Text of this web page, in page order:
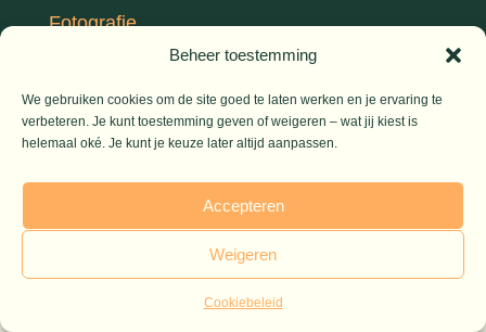
Beheer toestemming
We gebruiken cookies om de site goed te laten werken en je ervaring te
verbeteren. Je kunt toestemming geven of weigeren – wat jij kiest is
helemaal oké. Je kunt je keuze later altijd aanpassen.
Accepteren
Weigeren
Cookiebeleid
Fotografie
Gerold Febis, Johanna Koelman, Ronald de Jong,
© 2026 De Vrije Mare